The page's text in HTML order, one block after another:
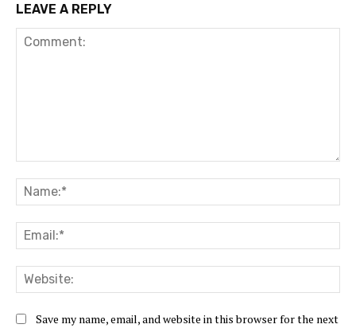
LEAVE A REPLY
Save my name, email, and website in this browser for the next